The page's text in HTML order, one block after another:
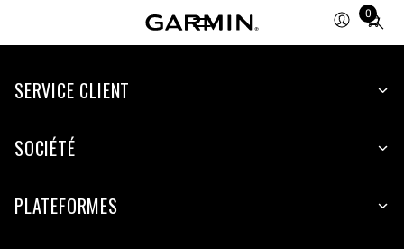
0
Total
items
cart:
SERVICE CLIENT
SOCIÉTÉ
PLATEFORMES